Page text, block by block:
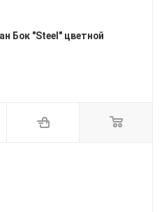
Бок "Steel" цветной